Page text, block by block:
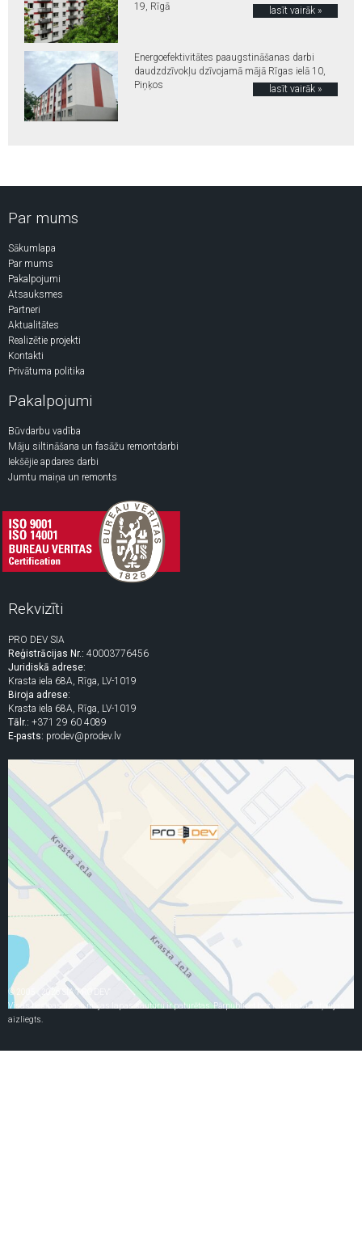
19, Rīgā
lasīt vairāk »
Energoefektivitātes paaugstināšanas darbi
daudzdzīvokļu dzīvojamā mājā Rīgas ielā 10,
Piņķos
lasīt vairāk »
Par mums
Sākumlapa
Par mums
Pakalpojumi
Atsauksmes
Partneri
Aktualitātes
Realizētie projekti
Kontakti
Privātuma politika
Pakalpojumi
Būvdarbu vadība
Māju siltināšana un fasāžu remontdarbi
Iekšējie apdares darbi
Jumtu maiņa un remonts
Rekvizīti
PRO DEV SIA
Reģistrācijas Nr.: 40003776456
Juridiskā adrese:
Krasta iela 68A, Rīga, LV-1019
Biroja adrese:
Krasta iela 68A, Rīga, LV-1019
Tālr.: +371 29 60 4089
E-pasts: prodev@prodev.lv
© 2005 - 2026 SIA "PRO DEV"
Visas tiesības uz šīs mājas lapas sauturu ir paturētas. Pārpublicet bez rakstiskas atļaujas
aizliegts.